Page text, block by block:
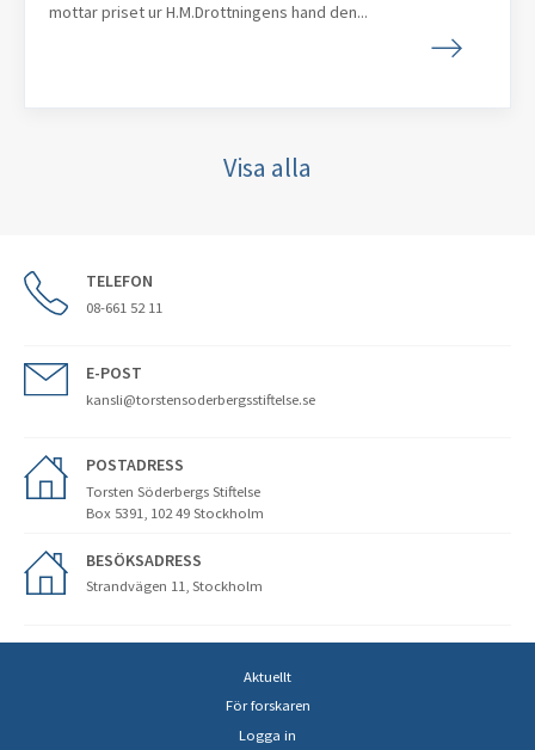
Visa alla
mottar priset ur H.M.Drottningens hand den...
TELEFON
08-661 52 11
E-POST
kansli@torstensoderbergsstiftelse.se
POSTADRESS
Torsten Söderbergs Stiftelse
Box 5391, 102 49 Stockholm
BESÖKSADRESS
Strandvägen 11, Stockholm
Aktuellt
För forskaren
Logga in